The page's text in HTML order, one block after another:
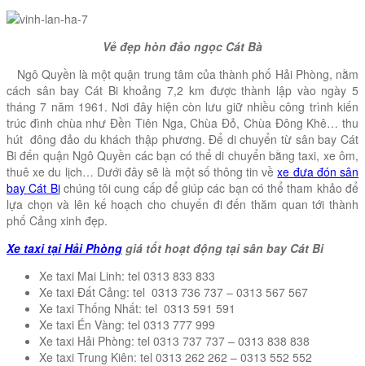
Vẻ đẹp hòn đảo ngọc Cát Bà
Ngô Quyền là một quận trung tâm của thành phố Hải Phòng, nằm
cách sân bay Cát Bi khoảng 7,2 km được thành lập vào ngày 5
tháng 7 năm 1961. Nơi đây hiện còn lưu giữ nhiều công trình kiến
trúc đình chùa như Đền Tiên Nga, Chùa Đỏ, Chùa Đông Khê… thu
hút đông đảo du khách thập phương. Để di chuyển từ sân bay Cát
Bi đến quận Ngô Quyền các bạn có thể di chuyển bằng taxi, xe ôm,
thuê xe du lịch… Dưới đây sẽ là một số thông tin vềxe đưa đón sân
bay Cát Bichúng tôi cung cấp để giúp các bạn có thể tham khảo để
lựa chọn và lên kế hoạch cho chuyến đi đến thăm quan tới thành
phố Cảng xinh đẹp.
Xe taxi tại Hải Phòng giá tốt hoạt động tại sân bay Cát Bi
Xe taxi Mai Linh: tel 0313 833 833
Xe taxi Đất Cảng: tel 0313 736 737 – 0313 567 567
Xe taxi Thống Nhất: tel 0313 591 591
Xe taxi Én Vàng: tel 0313 777 999
Xe taxi Hải Phòng: tel 0313 737 737 – 0313 838 838
Xe taxi Trung Kiên: tel 0313 262 262 – 0313 552 552